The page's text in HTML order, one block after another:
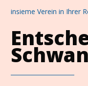
insieme Verein in Ihrer